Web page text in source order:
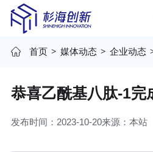
首页 > 媒体动态 > 企业动态
恭喜乙酰基八肽-1完
发布时间：2023-10-20来源：本站